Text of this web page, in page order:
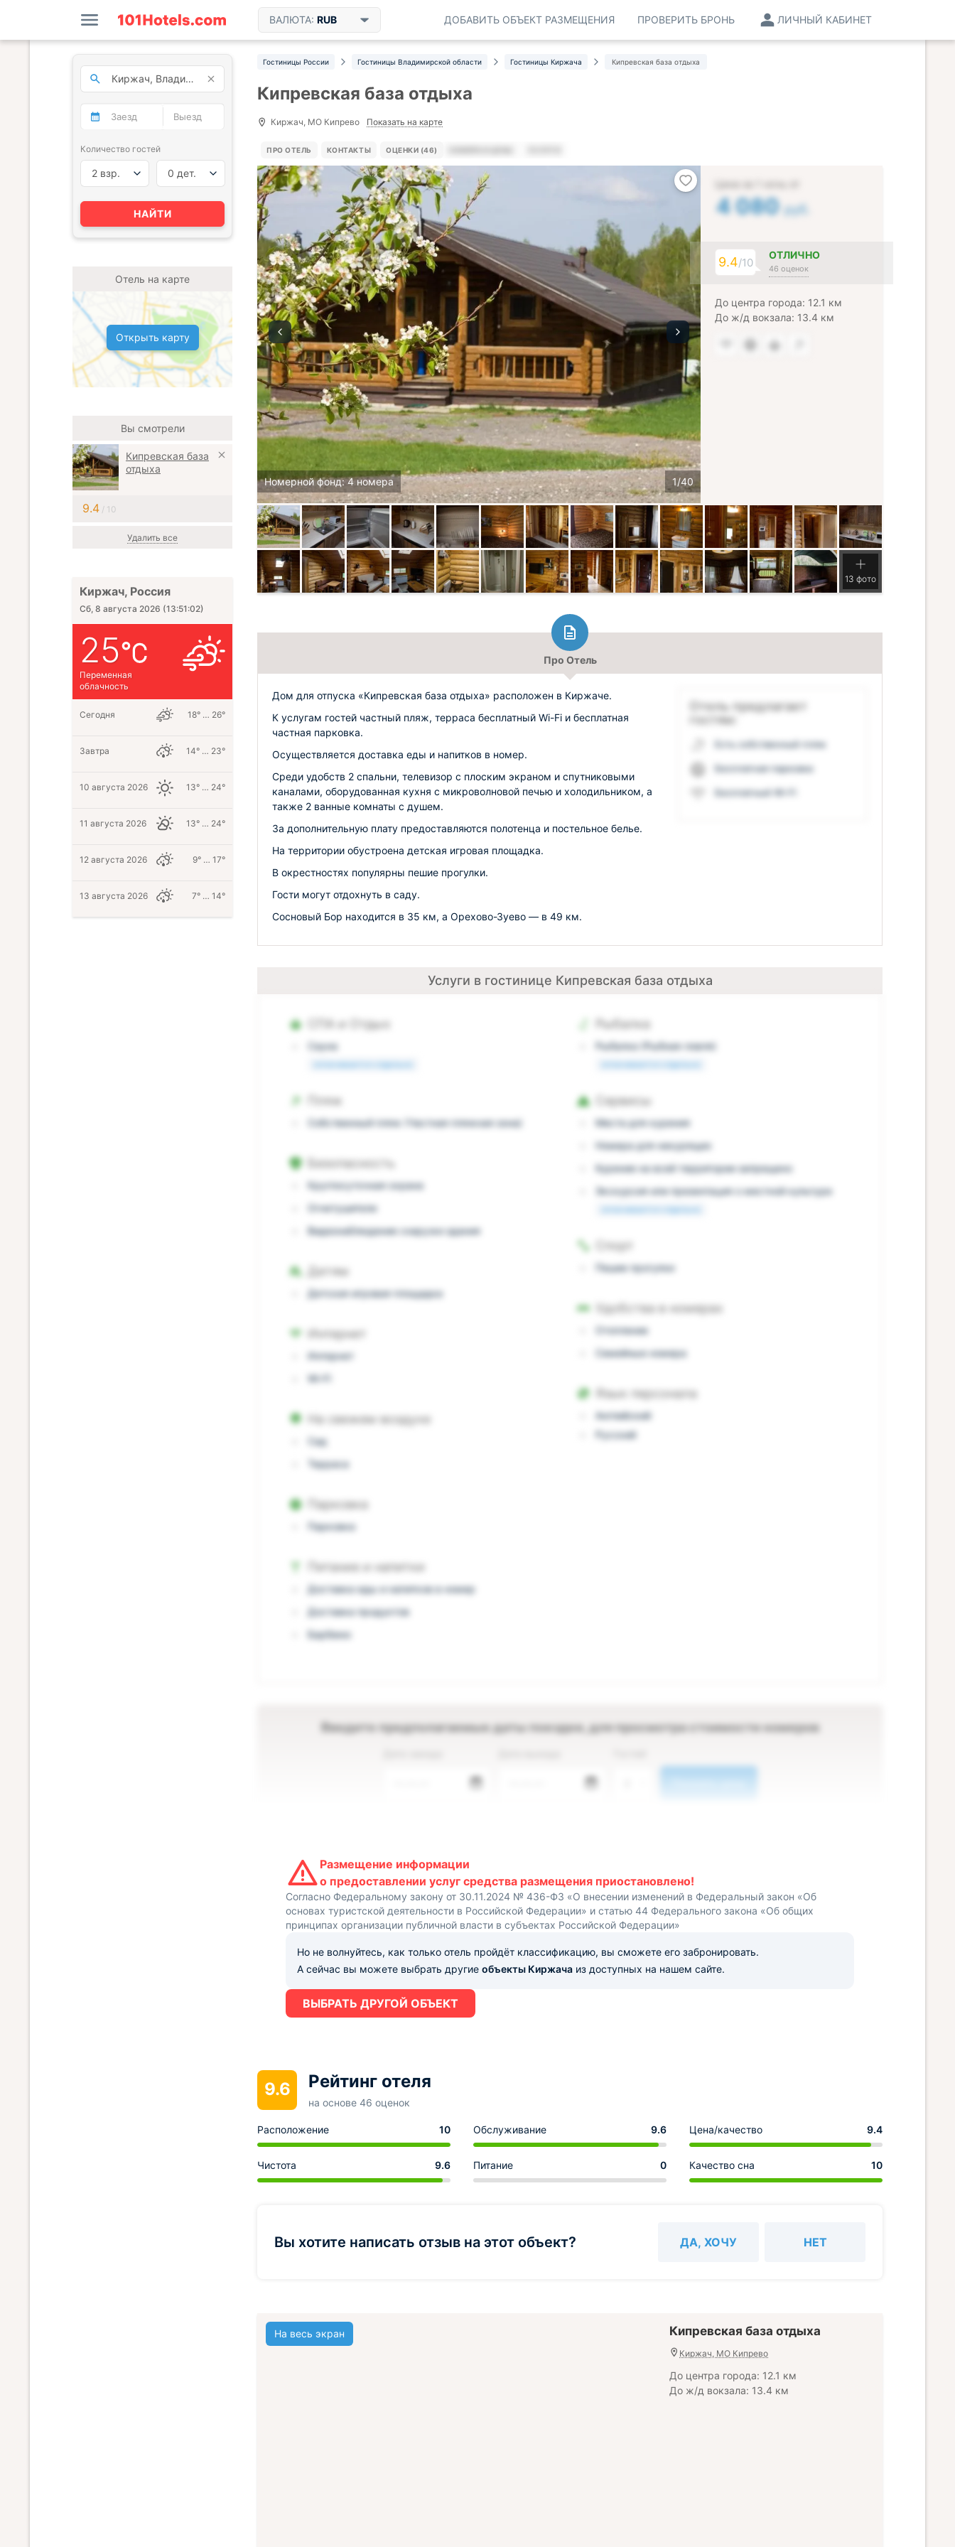
ВАЛЮТА: RUB ЛИЧНЫЙ КАБИНЕТ
ПРОВЕРИТЬ БРОНЬ
ДОБАВИТЬ ОБЪЕКТ РАЗМЕЩЕНИЯ
Гостиницы России Гостиницы Владимирской области Гостиницы Киржача Кипревская база отдыха
Кипревская база отдыха
Киржач, МО Кипрево Показать на карте
ПРО ОТЕЛЬ КОНТАКТЫ ОЦЕНКИ (46)
Номерной фонд: 4 номера
4 080 руб.
9.4/10
ОТЛИЧНО
46 оценок
До центра города: 12.1 км
До ж/д вокзала: 13.4 км
13 фото
Про Отель
Отель предлагает
гостям:
Есть собственный пляж
Бесплатная парковка
Бесплатный Wi-Fi
Дом для отпуска «Кипревская база отдыха» расположен в Киржаче.
К услугам гостей частный пляж, терраса бесплатный Wi-Fi и бесплатная
частная парковка.
Осуществляется доставка еды и напитков в номер.
Среди удобств 2 спальни, телевизор с плоским экраном и спутниковыми
каналами, оборудованная кухня с микроволновой печью и холодильником, а
также 2 ванные комнаты с душем.
За дополнительную плату предоставляются полотенца и постельное белье.
На территории обустроена детская игровая площадка.
В окрестностях популярны пешие прогулки.
Гости могут отдохнуть в саду.
Сосновый Бор находится в 35 км, а Орехово-Зуево — в 49 км.
Услуги в гостинице Кипревская база отдыха
СПА и Отдых
Сауна
оплачивается отдельно
Пляж
Собственный пляж (Частная пляжная зона)
Безопасность
Круглосуточная охрана
Огнетушители
Видеонаблюдение снаружи здания
Детям
Детская игровая площадка
Интернет
Интернет
Wi-Fi
На свежем воздухе
Сад
Терраса
Парковка
Парковка
Питание и напитки
Доставка еды и напитков в номер
Доставка продуктов
Барбекю
Рыбалка
Рыбалка (Рыбная ловля)
оплачивается отдельно
Сервисы
Места для курения
Номера для некурящих
Курение на всей территории запрещено
Экскурсия или презентация о местной культуре
оплачивается отдельно
Спорт
Пешие прогулки
Удобства в номерах
Отопление
Семейные номера
Язык персонала
Английский
Русский
Введите предполагаемые даты поездки, для просмотра стоимости номеров
Размещение информации
о предоставлении услуг средства размещения приостановлено!
Согласно Федеральному закону от 30.11.2024 № 436-ФЗ «О внесении изменений в Федеральный закон «Об
основах туристской деятельности в Российской Федерации» и статью 44 Федерального закона «Об общих
принципах организации публичной власти в субъектах Российской Федерации»
Но не волнуйтесь, как только отель пройдёт классификацию, вы сможете его забронировать.
А сейчас вы можете выбрать другие объекты Киржача из доступных на нашем сайте.
ВЫБРАТЬ ДРУГОЙ ОБЪЕКТ
9.6 Рейтинг отеля
на основе 46 оценок
Расположение 10 Обслуживание 9.6 Цена/качество 9.4
Чистота 9.6 Питание 0 Качество сна 10
Вы хотите написать отзыв на этот объект? ДА, ХОЧУ НЕТ
На весь экран Кипревская база отдыха
Киржач, МО Кипрево
До центра города: 12.1 км
До ж/д вокзала: 13.4 км
Количество гостей
2 взр. 0 дет.
НАЙТИ
Отель на карте
Открыть карту
Вы смотрели
Кипревская база
отдыха
9.4/ 10
Удалить все
Киржач, Россия
Сб, 8 августа 2026 (13:51:03)
25
Переменная
облачность
Сегодня 18° … 26°
Завтра 14° … 23°
10 августа 2026 13° … 24°
11 августа 2026 13° … 24°
12 августа 2026 9° … 17°
13 августа 2026 7° … 14°